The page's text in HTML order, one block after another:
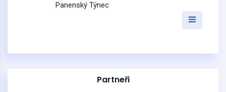
Panenský Týnec
Partneři